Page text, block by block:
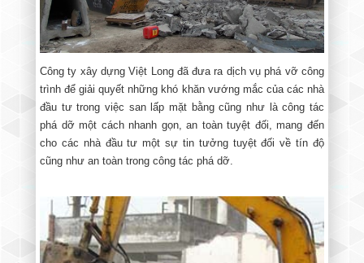
Công ty xây dựng Việt Long đã đưa ra dịch vụ phá vỡ công
trình để giải quyết những khó khăn vướng mắc của các nhà
đầu tư trong việc san lấp mặt bằng cũng như là công tác
phá dỡ một cách nhanh gọn, an toàn tuyệt đối, mang đến
cho các nhà đầu tư một sự tin tưởng tuyệt đối về tín độ
cũng như an toàn trong công tác phá dỡ.